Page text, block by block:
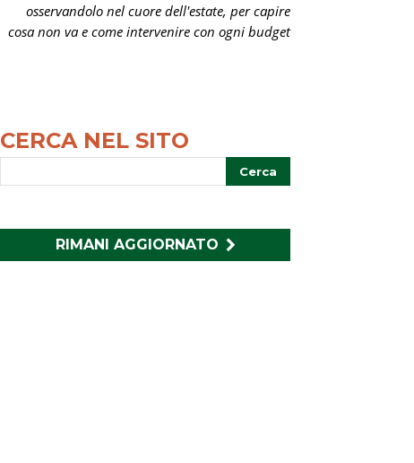
osservandolo nel cuore dell'estate, per capire
cosa non va e come intervenire con ogni budget
CERCA NEL SITO
RIMANI AGGIORNATO